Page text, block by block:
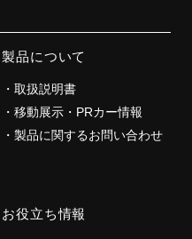
製品について
取扱説明書
移動展示・PRカー情報
製品に関するお問い合わせ
お役立ち情報